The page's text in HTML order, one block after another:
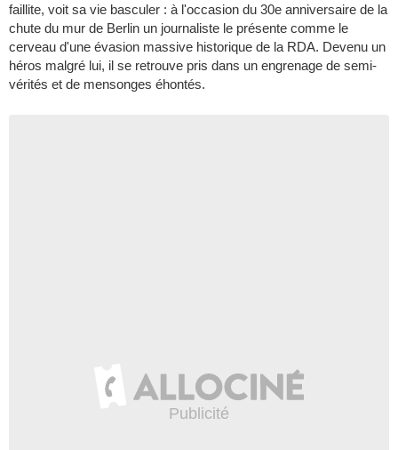
faillite, voit sa vie basculer : à l'occasion du 30e anniversaire de la
chute du mur de Berlin un journaliste le présente comme le
cerveau d'une évasion massive historique de la RDA. Devenu un
héros malgré lui, il se retrouve pris dans un engrenage de semi-
vérités et de mensonges éhontés.